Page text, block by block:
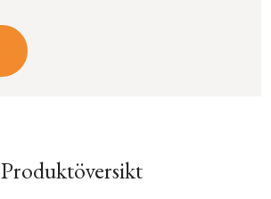
Produktöversikt